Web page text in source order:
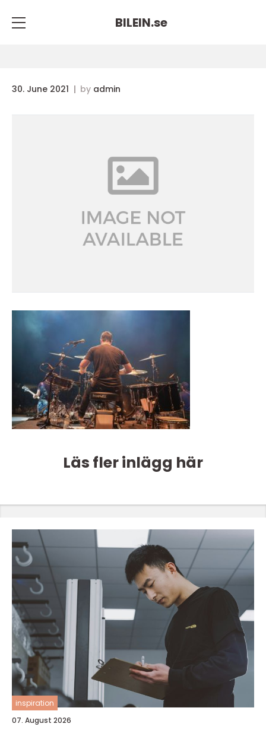
BILEIN.se
30. June 2021 by admin
Läs fler inlägg här
inspiration
07. August 2026